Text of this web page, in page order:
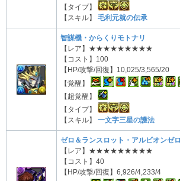
【タイプ】
【スキル】 毛利元就の伝承
智謀機・からくりモトナリ
【レア】★★★★★★★★★
【コスト】100
【HP/攻撃/回復】10,025/3,565/20
【覚醒】
【超覚醒】
【タイプ】
【スキル】 一文字三星の護法
ゼロ＆ランスロット・アルビオンゼロ
【レア】★★★★★★★★★
【コスト】40
【HP/攻撃/回復】6,926/4,233/4